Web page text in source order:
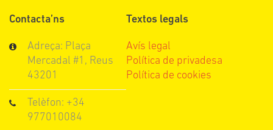
Contacta’ns
Adreça: Plaça
Mercadal #1, Reus
43201
Telèfon: +34
977010084
Textos legals
Avís legal
Política de privadesa
Política de cookies